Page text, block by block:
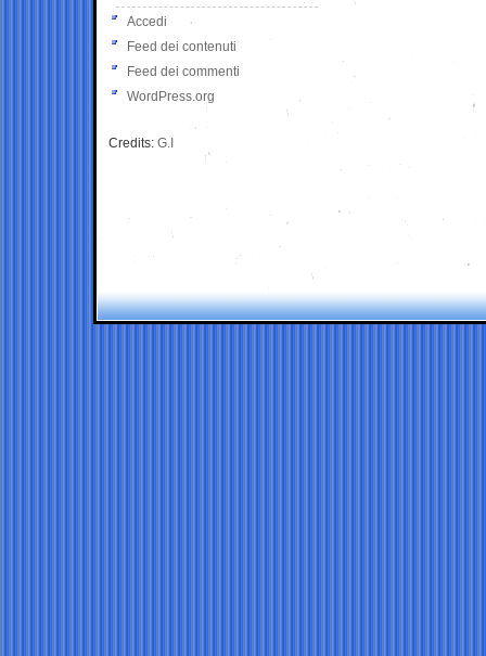
Accedi
Feed dei contenuti
Feed dei commenti
WordPress.org
Credits: G.I